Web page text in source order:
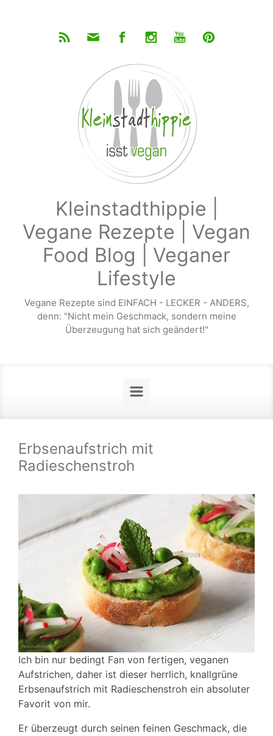
Kleinstadthippie |
Vegane Rezepte | Vegan
Food Blog | Veganer
Lifestyle
Vegane Rezepte sind EINFACH - LECKER - ANDERS,
denn: "Nicht mein Geschmack, sondern meine
Überzeugung hat sich geändert!"
Erbsenaufstrich mit
Radieschenstroh
Ich bin nur bedingt Fan von fertigen, veganen
Aufstrichen, daher ist dieser herrlich, knallgrüne
Erbsenaufstrich mit Radieschenstroh ein absoluter
Favorit von mir.
Er überzeugt durch seinen feinen Geschmack, die